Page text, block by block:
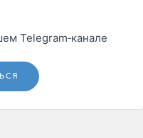
Telegram‑канале